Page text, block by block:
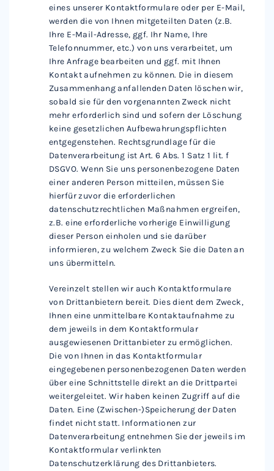
eines unserer Kontaktformulare oder per E-Mail,
werden die von Ihnen mitgeteilten Daten (z.B.
Ihre E-Mail-Adresse, ggf. Ihr Name, Ihre
Telefonnummer, etc.) von uns verarbeitet, um
Ihre Anfrage bearbeiten und ggf. mit Ihnen
Kontakt aufnehmen zu können. Die in diesem
Zusammenhang anfallenden Daten löschen wir,
sobald sie für den vorgenannten Zweck nicht
mehr erforderlich sind und sofern der Löschung
keine gesetzlichen Aufbewahrungspflichten
entgegenstehen. Rechtsgrundlage für die
Datenverarbeitung ist Art. 6 Abs. 1 Satz 1 lit. f
DSGVO. Wenn Sie uns personenbezogene Daten
einer anderen Person mitteilen, müssen Sie
hierfür zuvor die erforderlichen
datenschutzrechtlichen Maßnahmen ergreifen,
z.B. eine erforderliche vorherige Einwilligung
dieser Person einholen und sie darüber
informieren, zu welchem Zweck Sie die Daten an
uns übermitteln.
Vereinzelt stellen wir auch Kontaktformulare
von Drittanbietern bereit. Dies dient dem Zweck,
Ihnen eine unmittelbare Kontaktaufnahme zu
dem jeweils in dem Kontaktformular
ausgewiesenen Drittanbieter zu ermöglichen.
Die von Ihnen in das Kontaktformular
eingegebenen personenbezogenen Daten werden
über eine Schnittstelle direkt an die Drittpartei
weitergeleitet. Wir haben keinen Zugriff auf die
Daten. Eine (Zwischen-)Speicherung der Daten
findet nicht statt. Informationen zur
Datenverarbeitung entnehmen Sie der jeweils im
Kontaktformular verlinkten
Datenschutzerklärung des Drittanbieters.